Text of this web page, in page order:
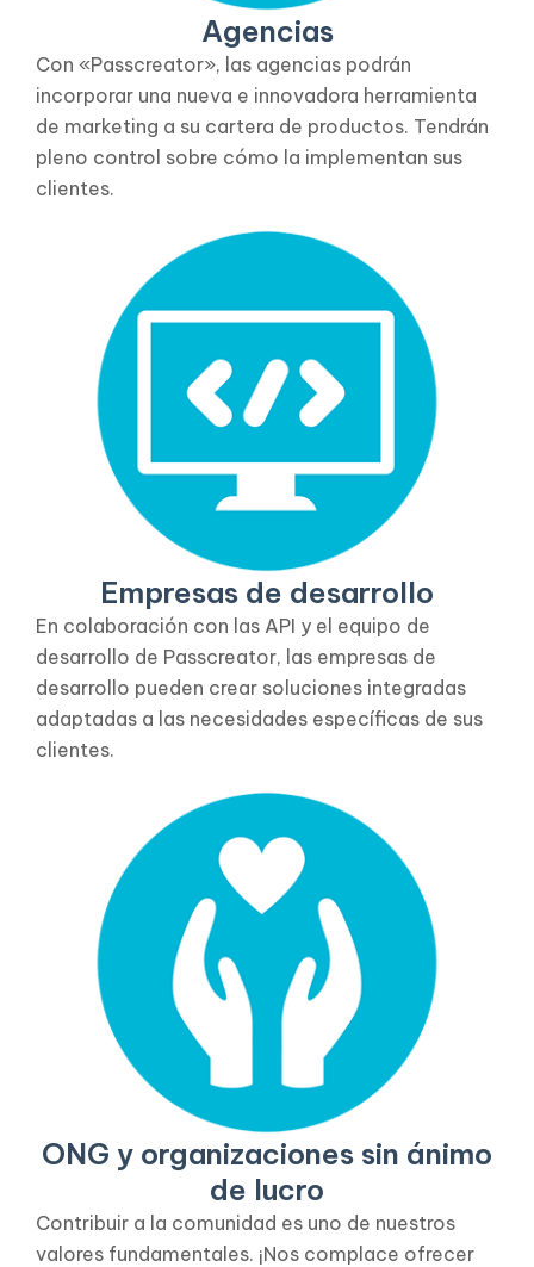
Agencias
Con «Passcreator», las agencias podrán
incorporar una nueva e innovadora herramienta
de marketing a su cartera de productos. Tendrán
pleno control sobre cómo la implementan sus
clientes.
Empresas de desarrollo
En colaboración con las API y el equipo de
desarrollo de Passcreator, las empresas de
desarrollo pueden crear soluciones integradas
adaptadas a las necesidades específicas de sus
clientes.
ONG y organizaciones sin ánimo
de lucro
Contribuir a la comunidad es uno de nuestros
valores fundamentales. ¡Nos complace ofrecer